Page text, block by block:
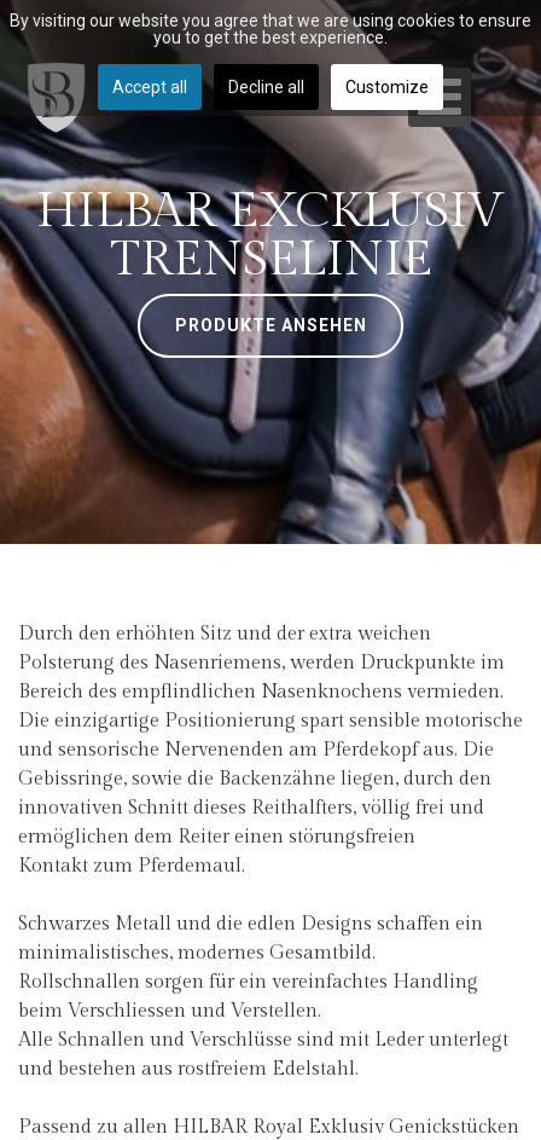
HILBAR EXCKLUSIV
TRENSELINIE
PRODUKTE ANSEHEN
Durch den erhöhten Sitz und der extra weichen
Polsterung des Nasenriemens, werden Druckpunkte im
Bereich des empflindlichen Nasenknochens vermieden.
Die einzigartige Positionierung spart sensible motorische
und sensorische Nervenenden am Pferdekopf aus. Die
Gebissringe, sowie die Backenzähne liegen, durch den
innovativen Schnitt dieses Reithalfters, völlig frei und
ermöglichen dem Reiter einen störungsfreien
Kontakt zum Pferdemaul.
Schwarzes Metall und die edlen Designs schaffen ein
minimalistisches, modernes Gesamtbild.
Rollschnallen sorgen für ein vereinfachtes Handling
beim Verschliessen und Verstellen.
Alle Schnallen und Verschlüsse sind mit Leder unterlegt
und bestehen aus rostfreiem Edelstahl.
Passend zu allen HILBAR Royal Exklusiv Genickstücken
By visiting our website you agree that we are using cookies to ensure
you to get the best experience.
Accept all Decline all Customize